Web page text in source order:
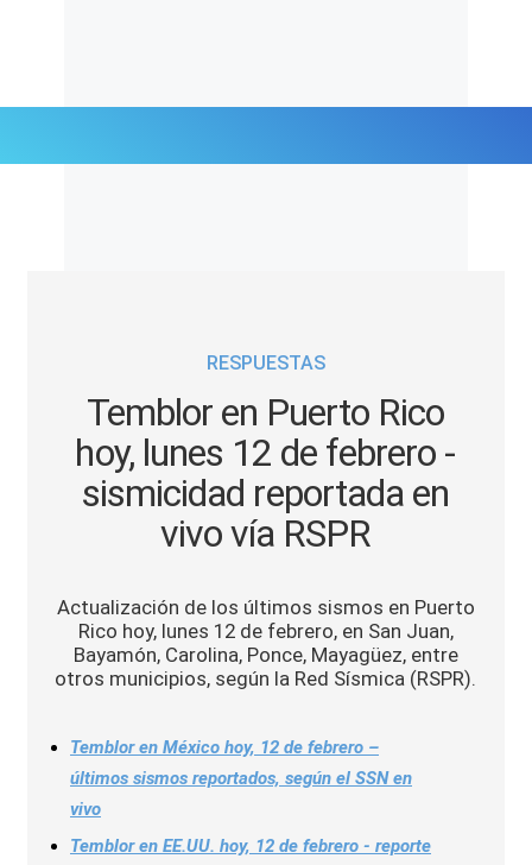
Tendencias Mix
RESPUESTAS
Temblor en Puerto Rico
hoy, lunes 12 de febrero -
sismicidad reportada en
vivo vía RSPR
Actualización de los últimos sismos en Puerto
Rico hoy, lunes 12 de febrero, en San Juan,
Bayamón, Carolina, Ponce, Mayagüez, entre
otros municipios, según la Red Sísmica (RSPR).
Temblor en México hoy, 12 de febrero –
últimos sismos reportados, según el SSN en
vivo
Temblor en EE.UU. hoy, 12 de febrero - reporte